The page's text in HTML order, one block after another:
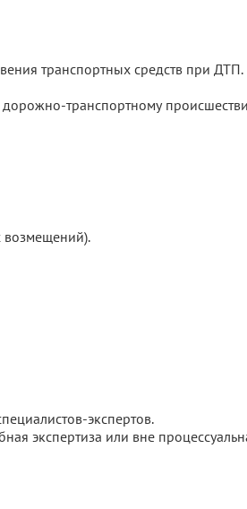
транспортных средств при ДТП.
дорожно-транспортному
возмещений).
экспертов.
экспертиза или вне